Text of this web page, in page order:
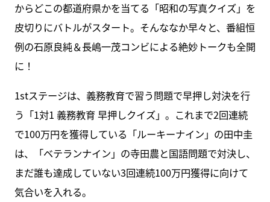
からどこの都道府県かを当てる「昭和の写真クイズ」を
皮切りにバトルがスタート。そんななか早々と、番組恒
例の石原良純＆長嶋一茂コンビによる絶妙トークも全開
に！
1stステージは、義務教育で習う問題で早押し対決を行
う「1対1 義務教育 早押しクイズ」。これまで2回連続
で100万円を獲得している「ルーキーナイン」の田中圭
は、「ベテランナイン」の寺田農と国語問題で対決し、
まだ誰も達成していない3回連続100万円獲得に向けて
気合いを入れる。